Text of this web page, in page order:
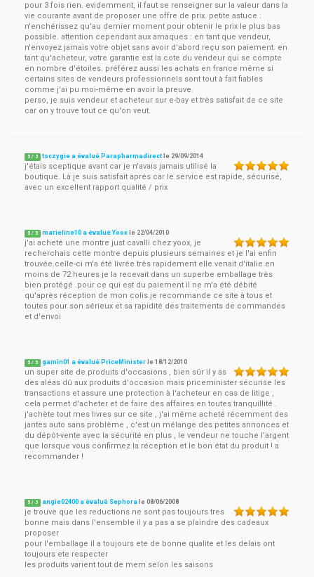
pour 3 fois rien. evidemment, il faut se renseigner sur la valeur dans la
vie courante avant de proposer une offre de prix. petite astuce :
n'enchérissez qu'au dernier moment pour obtenir le prix le plus bas
possible. attention cependant aux arnaques : en tant que vendeur,
n'envoyez jamais votre objet sans avoir d'abord reçu son paiement. en
tant qu'acheteur, votre garantie est la cote du vendeur qui se compte
en nombre d'étoiles. préférez aussi les achats en france même si
certains sites de vendeurs professionnels sont tout à fait fiables
comme j'ai pu moi-même en avoir la preuve.
perso, je suis vendeur et acheteur sur e-bay et très satisfait de ce site
car on y trouve tout ce qu'on veut.
5 / 5 tsczygie a évalué Parapharmadirect le 29/09/2014
j'étais sceptique avant car je n'avais jamais utilisé la
boutique. Là je suis satisfait aprés car le service est rapide, sécurisé,
avec un excellent rapport qualité / prix
5 / 5 marieline10 a évalué Yoox le 22/04/2010
j'ai acheté une montre just cavalli chez yoox, je
recherchais cette montre depuis plusieurs semaines et je l'ai enfin
trouvée.celle-ci m'a été livrée très rapidement elle venait d'italie en
moins de 72 heures je la recevait dans un superbe emballage très
bien protégé .pour ce qui est du paiement il ne m'a été débité
qu'après réception de mon colis.je recommande ce site à tous et
toutes pour son sérieux et sa rapidité des traitements de commandes
et d'envoi
5 / 5 gamin01 a évalué PriceMinister le18/12/2010
un super site de produits d'occasions , bien sûr il y as
des aléas dû aux produits d'occasion mais priceminister sécurise les
transactions et assure une protection à l'acheteur en cas de litige ,
cela permet d'acheter et de faire des affaires en toutes tranquillité .
j'achète tout mes livres sur ce site , j'ai même acheté récemment des
jantes auto sans problème , c'est un mélange des petites annonces et
du dépôt-vente avec la sécurité en plus , le vendeur ne touche l'argent
que lorsque vous confirmez la réception et le bon état du produit ! a
recommander !
5 / 5 angie02400 a évalué Sephora le08/06/2008
je trouve que les reductions ne sont pas toujours tres
bonne mais dans l'ensemble il y a pas a se plaindre des cadeaux
proposer
pour l'emballage il a toujours ete de bonne qualite et les delais ont
toujours ete respecter
les produits varient tout de mem selon les saisons